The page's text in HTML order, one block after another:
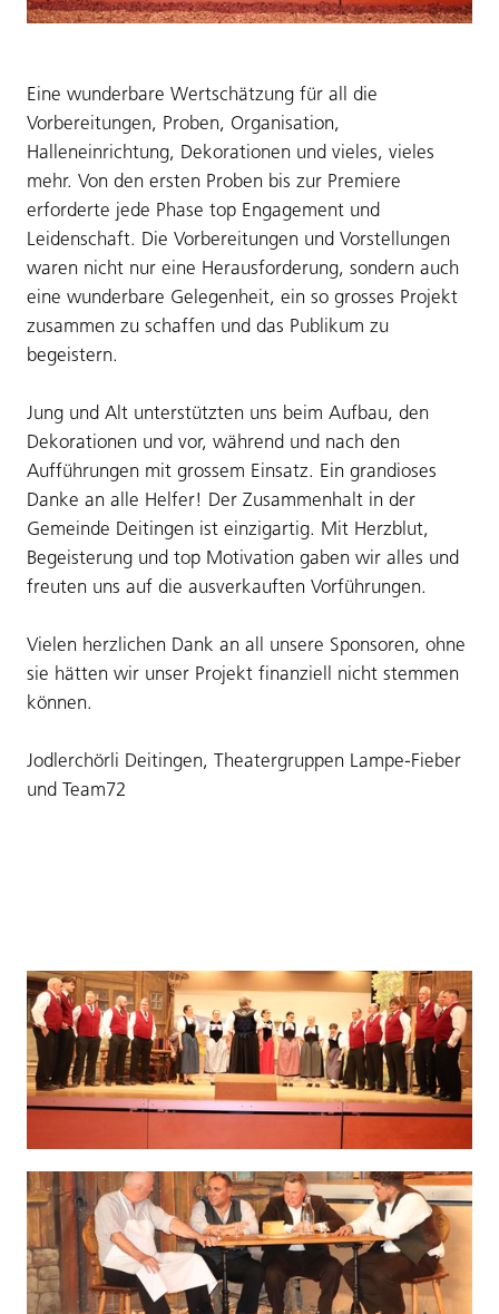
Eine wunderbare Wertschätzung für all die
Vorbereitungen, Proben, Organisation,
Halleneinrichtung, Dekorationen und vieles, vieles
mehr. Von den ersten Proben bis zur Premiere
erforderte jede Phase top Engagement und
Leidenschaft. Die Vorbereitungen und Vorstellungen
waren nicht nur eine Herausforderung, sondern auch
eine wunderbare Gelegenheit, ein so grosses Projekt
zusammen zu schaffen und das Publikum zu
begeistern.
Jung und Alt unterstützten uns beim Aufbau, den
Dekorationen und vor, während und nach den
Aufführungen mit grossem Einsatz. Ein grandioses
Danke an alle Helfer! Der Zusammenhalt in der
Gemeinde Deitingen ist einzigartig. Mit Herzblut,
Begeisterung und top Motivation gaben wir alles und
freuten uns auf die ausverkauften Vorführungen.
Vielen herzlichen Dank an all unsere Sponsoren, ohne
sie hätten wir unser Projekt finanziell nicht stemmen
können.
Jodlerchörli Deitingen, Theatergruppen Lampe-Fieber
und Team72